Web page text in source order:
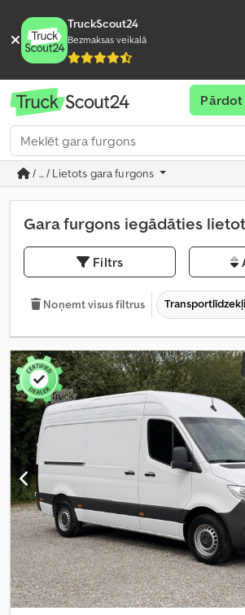
TruckScout24
Bezmaksas veikalā
Pārdot
/ ... / Lietots gara furgons
Gara furgons iegādāties
Filtrs
Noņemt visus filtrus